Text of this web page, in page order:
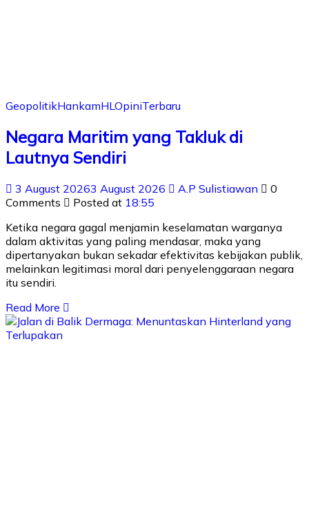
GeopolitikHankamHL OpiniTerbaru
Negara Maritim yang Takluk di
Lautnya Sendiri
3 August 20263 August 2026 A.P Sulistiawan
0
Comments
Posted at 18:55
Ketika negara gagal menjamin keselamatan warganya
dalam aktivitas yang paling mendasar, maka yang
dipertanyakan bukan sekadar efektivitas kebijakan publik,
melainkan legitimasi moral dari penyelenggaraan negara
itu sendiri.
Read More